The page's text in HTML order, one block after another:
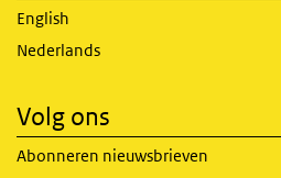
English
Nederlands
Volg ons
Abonneren nieuwsbrieven